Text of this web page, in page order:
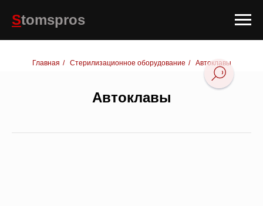
Stomspros
Главная / Стерилизационное оборудование / Автоклавы
Автоклавы